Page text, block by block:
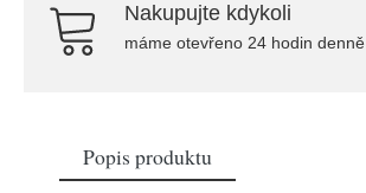
Nakupujte kdykoli
máme otevřeno 24 hodin denně
Popis produktu